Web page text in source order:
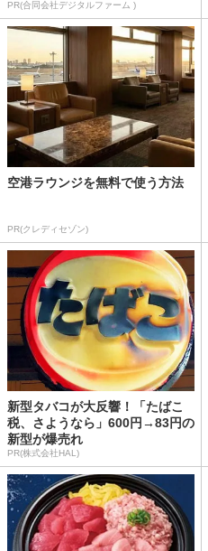
PR(合同会社デジタルファーム )
空港ラウンジを無料で使う方法
PR(クレディセゾン)
新型タバコが大反響！「たばこ
税、さようなら」600円→83円の
新型が爆売れ
PR(株式会社HAL)